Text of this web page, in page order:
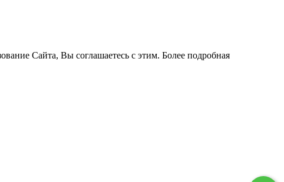
Сайта, Вы соглашаетесь с этим. Более подробная